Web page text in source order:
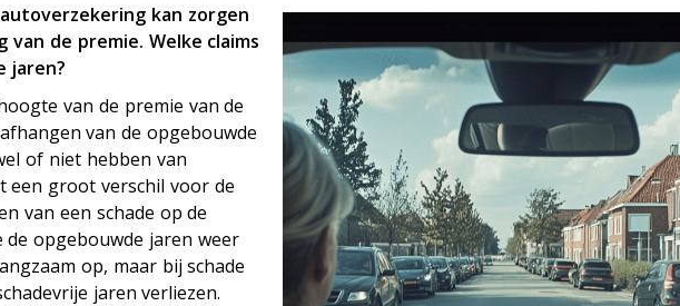
kan zorgen
de premie. Welke claims
jaren?
van de premie van de
van de opgebouwde
of niet hebben van
een groot verschil voor de
van een schade op de
opgebouwde jaren weer
op, maar bij schade
jaren verliezen.